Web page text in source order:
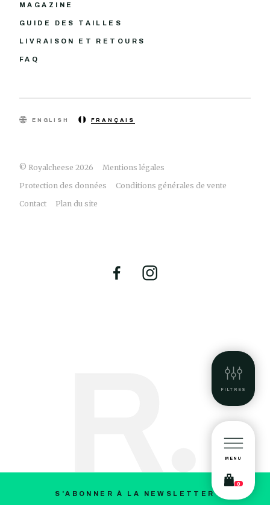
MENU
0
FILTRES
MAGAZINE
GUIDE DES TAILLES
LIVRAISON ET RETOURS
FAQ
© Royalcheese 2026
Mentions légales
Protection des données
Conditions générales de vente
Contact
Plan du site
ENGLISH FRANÇAIS
S'ABONNER À LA NEWSLETTER